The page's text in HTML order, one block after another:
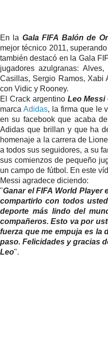
En la Gala FIFA Balón de
mejor técnico 2011,
también destacó en la Gala
jugadores azulgranas:
Casillas, Sergio Ramos, Xabi
con Vidic y Rooney.
El Crack argentino Leo Messi
marca Adidas, la firma que le
en su facebook que acaba
Adidas que brillan y que ha
homenaje a la carrera de
a todos sus seguidores, a su
sus comienzos de pequeño
un campo de fútbol. En este
Messi agradece diciendo:
"Ganar el FIFA World
compartirlo con todos
deporte más lindo del
compañeros. Esto va por
fuerza que me empuja es la
paso. Felicidades y gracias
Leo".